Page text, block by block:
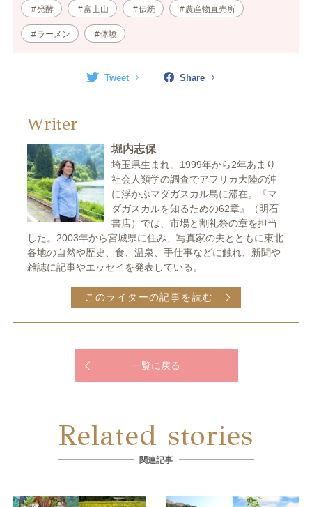
発酵 富士山 伝統 農産物直売所
ラーメン 体験
Tweet Share
Writer
堀内志保
埼玉県生まれ。1999年から2年あまり
社会人類学の調査でアフリカ大陸の沖
に浮かぶマダガスカル島に滞在。『マ
ダガスカルを知るための62章』（明石
書店）では、市場と割礼祭の章を担当
した。2003年から宮城県に住み、写真家の夫とともに東北
各地の自然や歴史、食、温泉、手仕事などに触れ、新聞や
雑誌に記事やエッセイを発表している。
このライターの記事を読む
一覧に戻る
Related stories
関連記事